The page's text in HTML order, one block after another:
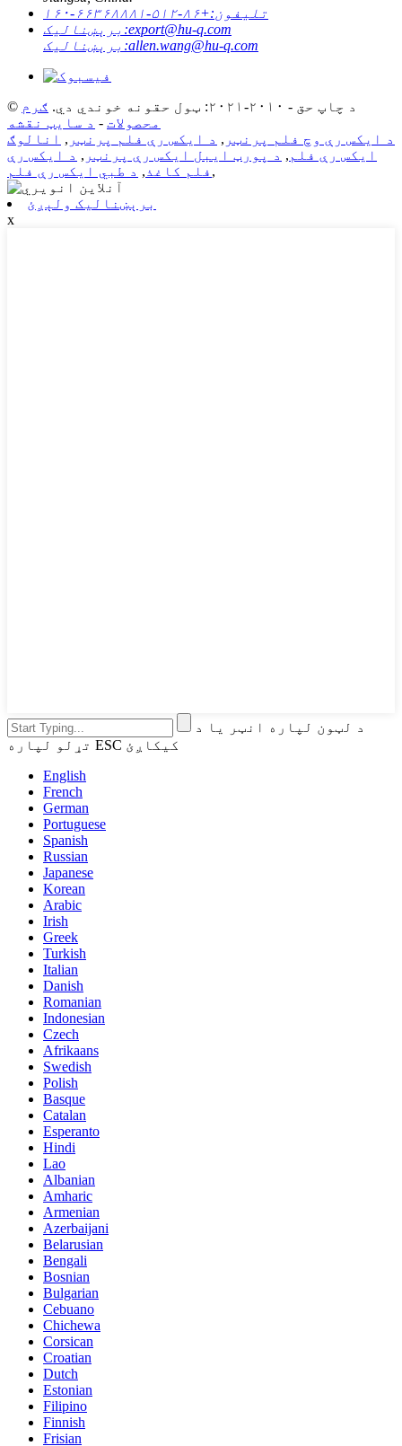
تلیفون:+۸۶-۵۱۲-۶۶۳۶۸۸۸۱-۱۶۰
برېښنالیک:export@hu-q.com
برېښنالیک:allen.wang@hu-q.com
© د چاپ حق - ۲۰۱۰-۲۰۲۱: ټول حقونه خوندي دي.
ګرم
محصولات - د سایټ نقشه
د ایکس رې وچ فلم پرنټر , د ایکس رې فلم پرنټر , انالوګ
ایکس رې فلم , د پورټ ایبل ایکس رې پرنټر , د ایکس رې
فلم کاغذ , د طبي ایکس رې فلم ,
برېښنالیک ولېږئ
x
د لټون لپاره انټر یا د
تړلو لپاره ESC کیکاږئ
English
French
German
Portuguese
Spanish
Russian
Japanese
Korean
Arabic
Irish
Greek
Turkish
Italian
Danish
Romanian
Indonesian
Czech
Afrikaans
Swedish
Polish
Basque
Catalan
Esperanto
Hindi
Lao
Albanian
Amharic
Armenian
Azerbaijani
Belarusian
Bengali
Bosnian
Bulgarian
Cebuano
Chichewa
Corsican
Croatian
Dutch
Estonian
Filipino
Finnish
Frisian